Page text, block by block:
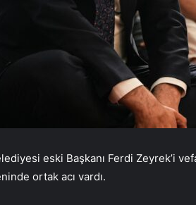
eski Başkanı Ferdi Zeyrek’i
ortak acı vardı.